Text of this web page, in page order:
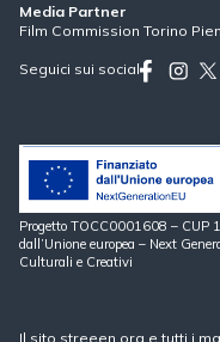
Media Partner
Film Commission Torino
Seguici sui social
Progetto TOCC0001608 –
dall’Unione europea – Next
Culturali e Creativi
Il sito streeen.org e tutti i